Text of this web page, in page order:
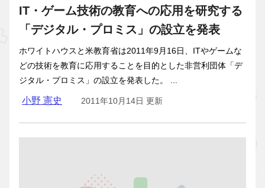
IT・ゲーム技術の教育への応用を研究する
「デジタル・プロミス」の設立を発表
ホワイトハウスと米教育省は2011年9月16日、ITやゲームな
どの技術を教育に応用することを目的とした非営利団体「デ
ジタル・プロミス」の設立を発表した。 ...
小野 憲史 2011年10月14日 更新